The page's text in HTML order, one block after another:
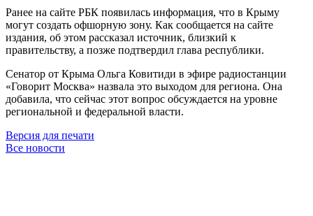
Ранее на сайте РБК появилась информация, что в Крыму
могут создать офшорную зону. Как сообщается на сайте
издания, об этом рассказал источник, близкий к
правительству, а позже подтвердил глава республики.
Сенатор от Крыма Ольга Ковитиди в эфире радиостанции
«Говорит Москва» назвала это выходом для региона. Она
добавила, что сейчас этот вопрос обсуждается на уровне
региональной и федеральной власти.
Версия для печати
Все новости